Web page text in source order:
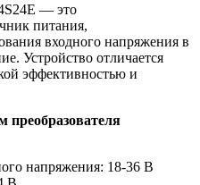
— это
питания,
входного напряжения в
Устройство отличается
эффективностью и
напряжения: 18-36 В